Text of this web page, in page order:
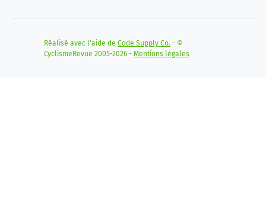
Réalisé avec l'aide de Code Supply Co. - ©
CyclismeRevue 2005-2026 - Mentions légales